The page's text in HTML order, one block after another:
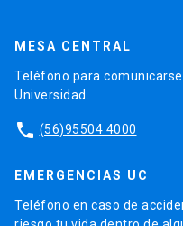
MESA CENTRAL
Teléfono para
Universidad.
phone (56)95504 4000
EMERGENCIAS UC
Teléfono en caso de